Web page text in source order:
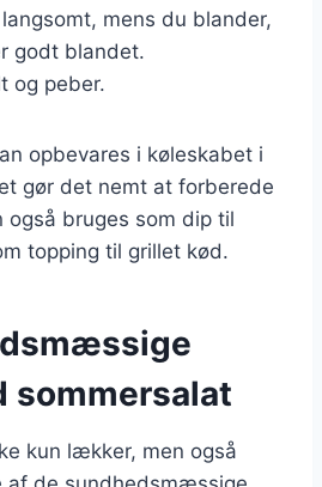
mens du blander,
godt blandet.
og peber.
opbevares i køleskabet i
gør det nemt at forberede
også bruges som dip til
topping til grillet kød.
sommersalat
kun lækker, men også